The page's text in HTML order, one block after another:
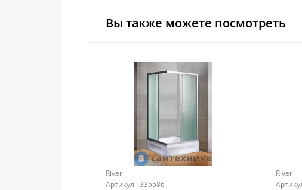
Вы также можете посмотреть
River
Артикул : 335586
River